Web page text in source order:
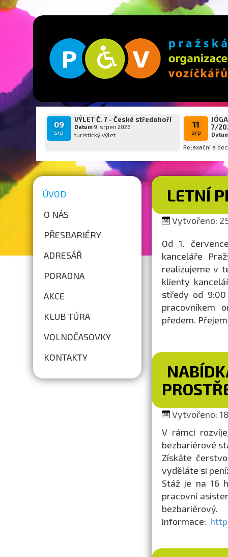
09
srp
VÝLET Č. 7 - České středohoří
Datum9. srpen 2026
turistický výlet
11
srp
7/
Relaxační a
ÚVOD
O NÁS
PŘESBARIÉRY
ADRESÁŘ
PORADNA
AKCE
KLUB TÚRA
VOLNOČASOVKY
KONTAKTY
LETNÍ
Vytvořeno:
Od 1.
kanceláře
realizujeme v
klienty
středy od
pracovníkem
předem.
Vytvořeno:
V rámci
bezbariérové
Získáte
vyděláte si
Stáž je na 16
pracovní
informace: